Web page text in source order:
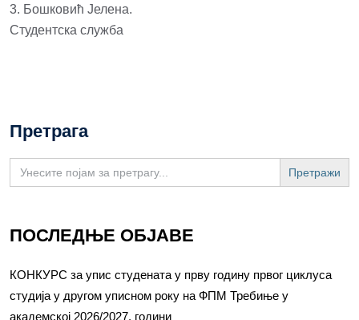
3. Бошковић Јелена.
Студентска служба
Претрага
Search
for:
ПОСЛЕДЊЕ ОБЈАВЕ
КОНКУРС за упис студената у прву годину првог циклуса
студија у другом уписном року на ФПМ Требиње у
академској 2026/2027. години